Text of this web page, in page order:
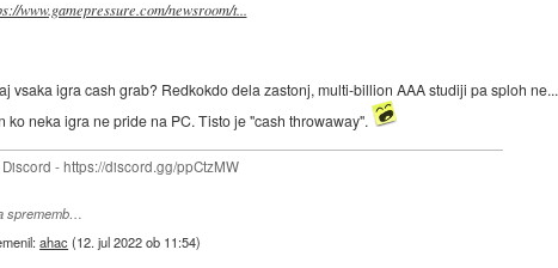
www.gamepressure.com/newsroom/t...
vsaka igra cash grab? Redkokdo dela zastonj, multi-billion AAA studiji pa sploh ne...
ko neka igra ne pride na PC. Tisto je "cash throwaway".
- https://discord.gg/ppCtzMW
sprememb…
ahac(12. jul 2022 ob 11:54)